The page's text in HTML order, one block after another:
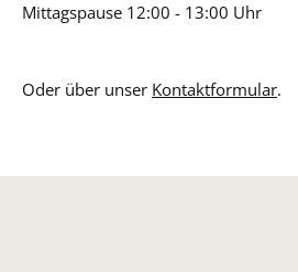
Mittagspause 12:00 - 13:00 Uhr
Oder über unser Kontaktformular.